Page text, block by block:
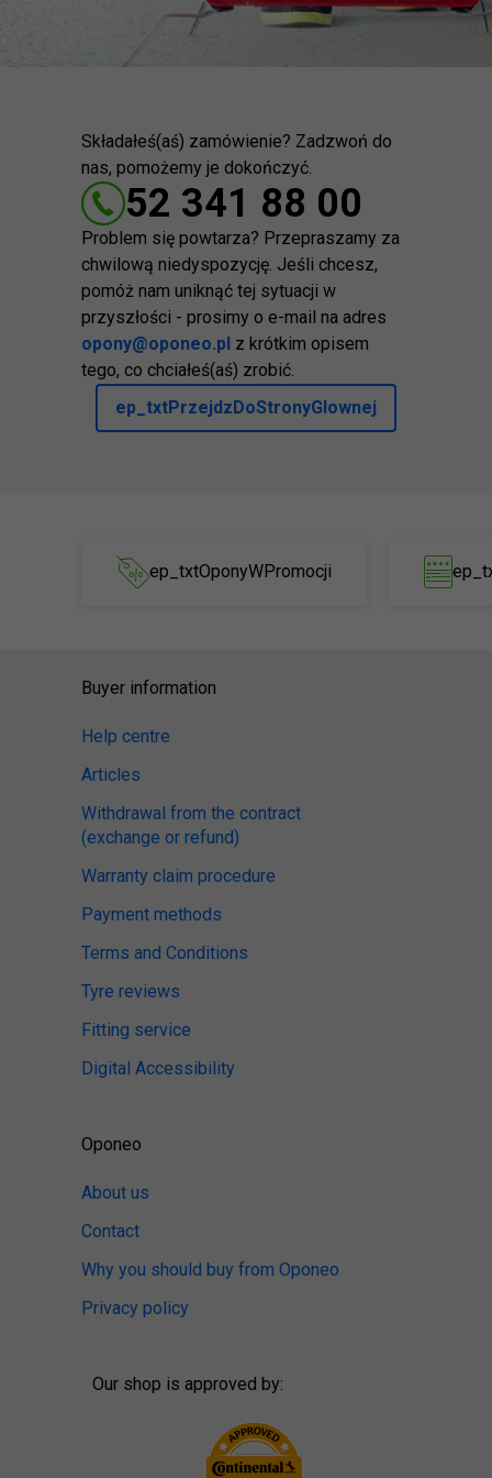
Składałeś(aś) zamówienie? Zadzwoń do
nas, pomożemy je dokończyć.
52 341 88 00
Problem się powtarza? Przepraszamy za
chwilową niedyspozycję. Jeśli chcesz,
pomóż nam uniknąć tej sytuacji w
przyszłości - prosimy o e-mail na adres
opony@oponeo.pl z krótkim opisem
tego, co chciałeś(aś) zrobić.
ep_txtPrzejdzDoStronyGlownej
ep_txtOponyWPromocji
Buyer information
Help centre
Articles
Withdrawal from the contract
(exchange or refund)
Warranty claim procedure
Payment methods
Terms and Conditions
Tyre reviews
Fitting service
Digital Accessibility
Oponeo
About us
Contact
Why you should buy from Oponeo
Privacy policy
Our shop is approved by: